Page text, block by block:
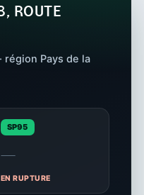
ROUTE
Pays de la
SP95
—
EN RUPTURE